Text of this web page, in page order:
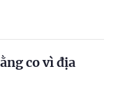
co vì địa